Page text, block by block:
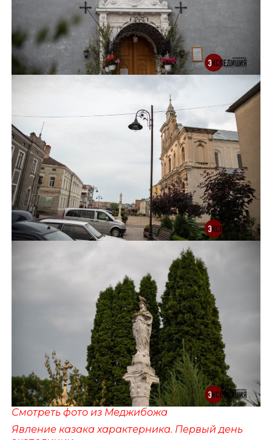
Смотреть фото из Меджибожа
Явление казака характерника. Первый день